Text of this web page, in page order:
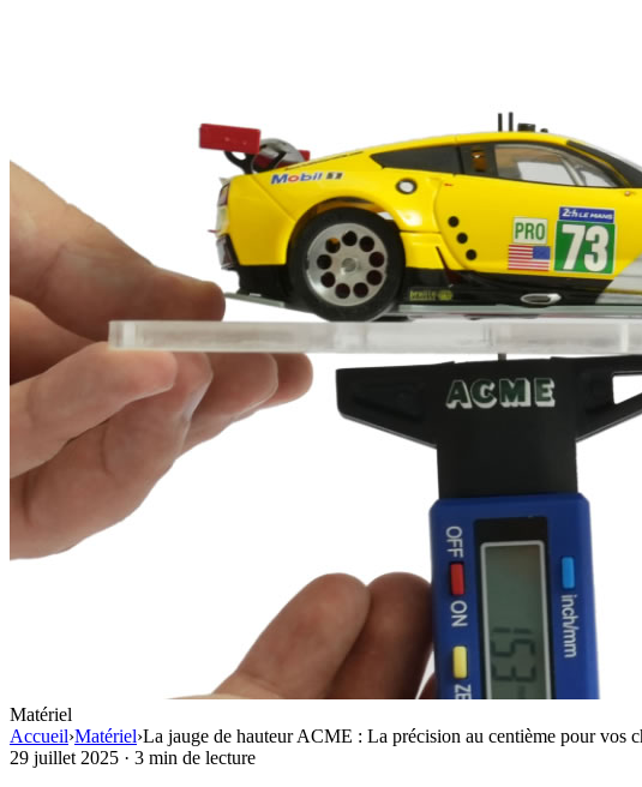
Matériel
Accueil›Matériel›La jauge de hauteur ACME : La précision au centième pour vos
29 juillet 2025 · 3 min de lecture